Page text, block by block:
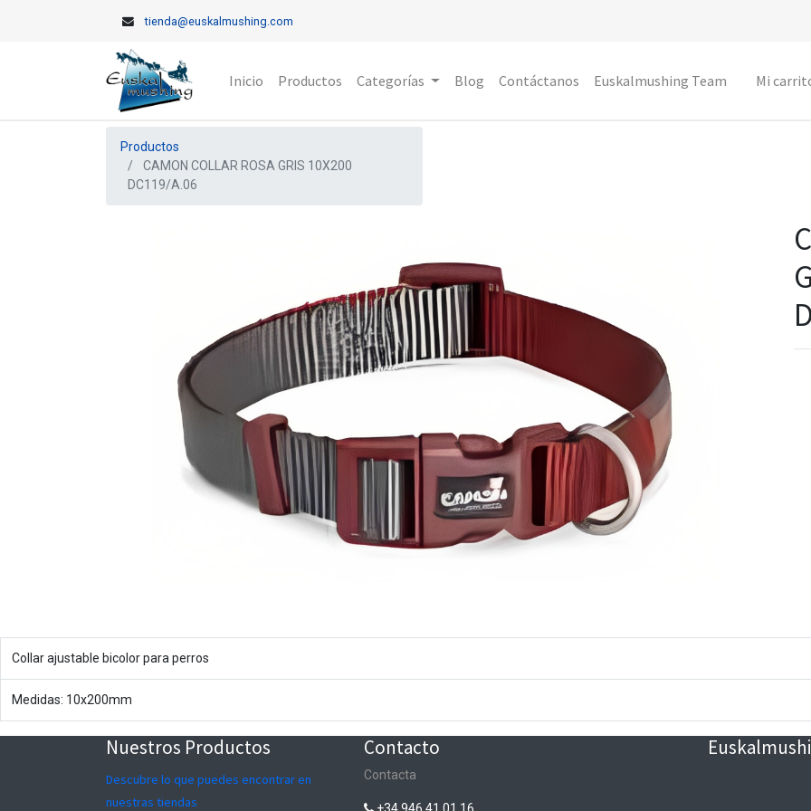
tienda@euskalmushing.com
Inicio Productos Categorías Blog Contáctanos Euskalmushing Team Mi
Productos
CAMON COLLAR ROSA GRIS 10X200
DC119/A.06
Collar ajustable bicolor para perros
Medidas: 10x200mm
Nuestros Productos
Descubre lo que puedes encontrar en
nuestras tiendas
Contacto
Contacta